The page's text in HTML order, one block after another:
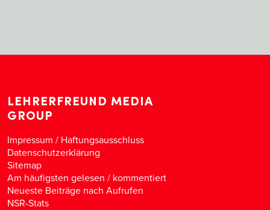
LEHRERFREUND MEDIA
GROUP
Impressum / Haftungsausschluss
Datenschutzerklärung
Sitemap
Am häufigsten gelesen / kommentiert
Neueste Beiträge nach Aufrufen
NSR-Stats